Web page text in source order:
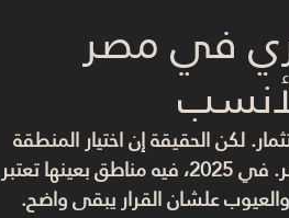
في مصر
لكن الحقيقة إن اختيار المنطقة
هو العامل الأساسي اللي يحدد إذا كنت هتكسب ولا ممكن تخسر. في 2025، فيه مناطق بعينها تعتبر
علشان القرار يبقى واضح.